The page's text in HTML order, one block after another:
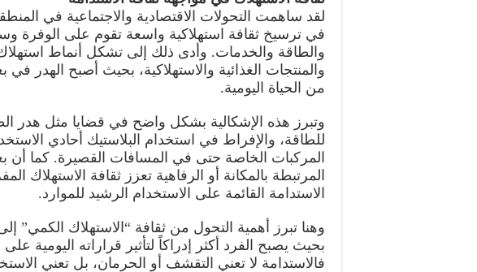
لقد ساهمت التحولات الاقتصادية والاجتماعية في
في ترسيخ ثقافة استهلاكية واسعة تقوم على الوفرة
والطاقة والخدمات. وأدى ذلك إلى تشكل أنماط استهلاك
والمنتجات الغذائية والاستهلاكية، بحيث أصبح الهدر
من الحياة اليومية.
وتبرز هذه الإشكالية بشكل واضح في قضايا مثل هدر
للطاقة، والإفراط في استخدام البلاستيك أحادي
المركبات الخاصة حتى في المسافات القصيرة. كما أن
المرتبطة بالمكانة أو الرفاهية تعزز ثقافة الاستهلاك
الاستدامة القائمة على الاستخدام الرشيد للموارد.
وهنا تبرز أهمية التحول من ثقافة “الاستهلاك الكمي”
بحيث يصبح الفرد أكثر إدراكاً لتأثير قراراته اليومية على
فالاستدامة لا تعني التقشف أو الحرمان، بل تعني